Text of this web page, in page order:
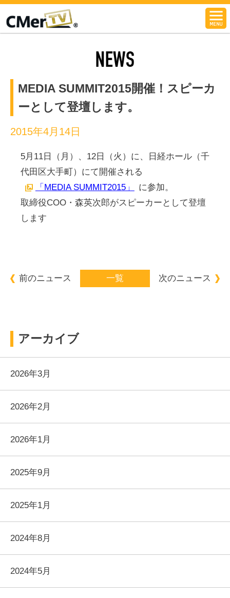
CMerTV
MEDIA SUMMIT2015開催！スピーカ
ーとして登壇します。
2015年4月14日
5月11日（月）、12日（火）に、日経ホール（千
代田区大手町）にて開催される
「MEDIA SUMMIT2015」
に参加。
取締役COO・森英次郎がスピーカーとして登壇
します
前のニュース 一覧 次のニュース
アーカイブ
2026年3月
2026年2月
2026年1月
2025年9月
2025年1月
2024年8月
2024年5月